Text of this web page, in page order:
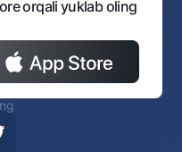
orqali yuklab oling